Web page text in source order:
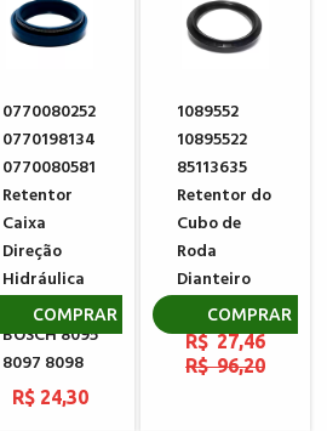
0770080252
0770198134
0770080581
Retentor
Caixa
Direção
Hidráulica
Sem Fim ZF
BOSCH 8095
8097 8098
R$ 24,30
COMPRAR
1089552
10895522
85113635
Retentor do
Cubo de
Roda
Dianteiro
VOLVO
R$ 27,46
R$ 96,20
COMPRAR